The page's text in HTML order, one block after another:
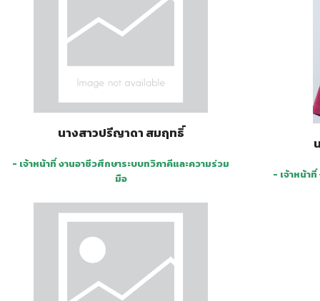
นางสาวปรีญาดา สมฤทธิ์
- เจ้าหน้าที่ งานอาชีวศึกษาระบบทวิภาคีและความร่วม
มือ
- เจ้าหน้า